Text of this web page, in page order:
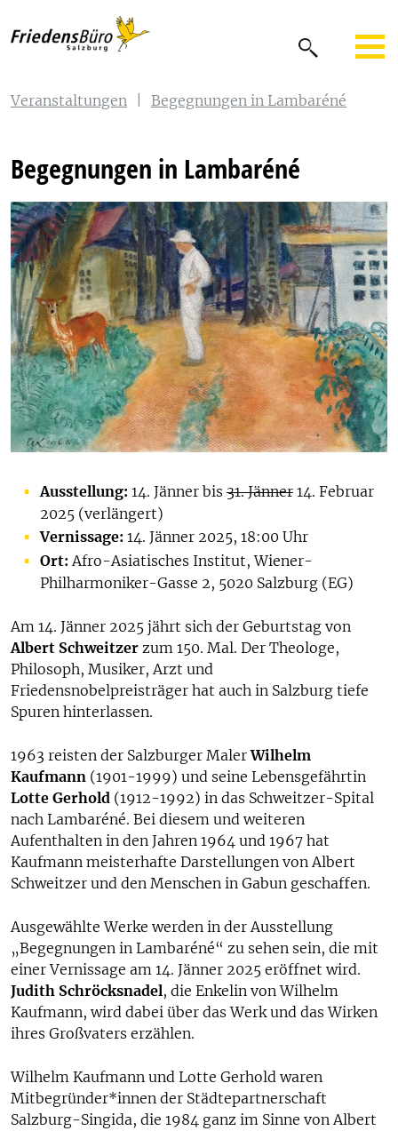
Veranstaltungen Begegnungen in Lambaréné
Begegnungen in Lambaréné
Ausstellung: 14. Jänner bis 31. Jänner 14. Februar
2025 (verlängert)
Vernissage: 14. Jänner 2025, 18:00 Uhr
Ort: Afro-Asiatisches Institut, Wiener-
Philharmoniker-Gasse 2, 5020 Salzburg (EG)
Am 14. Jänner 2025 jährt sich der Geburtstag von
Albert Schweitzer zum 150. Mal. Der Theologe,
Philosoph, Musiker, Arzt und
Friedensnobelpreisträger hat auch in Salzburg tiefe
Spuren hinterlassen.
1963 reisten der Salzburger MalerWilhelm
Kaufmann (1901-1999) und seine Lebensgefährtin
Lotte Gerhold (1912-1992) in das Schweitzer-Spital
nach Lambaréné. Bei diesem und weiteren
Aufenthalten in den Jahren 1964 und 1967 hat
Kaufmann meisterhafte Darstellungen von Albert
Schweitzer und den Menschen in Gabun geschaffen.
Ausgewählte Werke werden in der Ausstellung
„Begegnungen in Lambaréné“ zu sehen sein, die mit
einer Vernissage am 14. Jänner 2025 eröffnet wird.
Judith Schröcksnadel, die Enkelin von Wilhelm
Kaufmann, wird dabei über das Werk und das Wirken
ihres Großvaters erzählen.
Wilhelm Kaufmann und Lotte Gerhold waren
Mitbegründer*innen der Städtepartnerschaft
Salzburg-Singida, die 1984 ganz im Sinne von Albert